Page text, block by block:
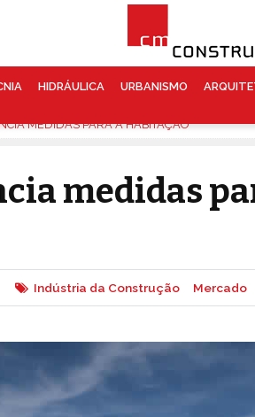
HIDRÁULICA URBANISMO
MEDIDAS PARA A HABITAÇÃO
medidas
Indústria da Construção Mercado